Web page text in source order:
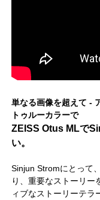
単なる画像を超えて -
トゥルーカラーで
ZEISS Otus MLで
い。
Sinjun Stromにとって
り、重要なストーリー
ィブなストーリーテラ